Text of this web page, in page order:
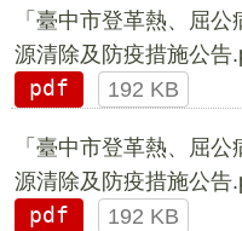
「臺中市登革熱、屈
源清除及防疫措施公告
pdf
192 KB
「臺中市登革熱、屈
源清除及防疫措施公告
pdf
192 KB